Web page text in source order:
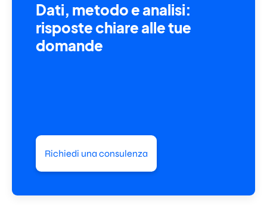
Dati, metodo e analisi:
risposte chiare alle tue
domande
Richiedi una consulenza